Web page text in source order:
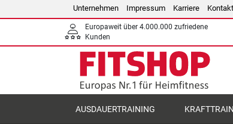
Unternehmen Impressum Karriere Kontakt
Europaweit über 4.000.000 zufriedene
Kunden
AUSDAUERTRAINING